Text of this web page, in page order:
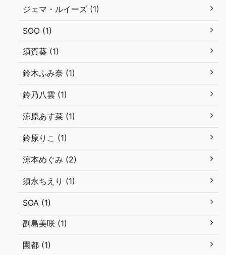
ジェマ・ルイーズ (1)
SOO (1)
須賀葵 (1)
鈴木ふみ奈 (1)
鈴乃八雲 (1)
涼原あす菜 (1)
鈴原りこ (1)
涼本めぐみ (2)
須永ちえり (1)
SOA (1)
副島美咲 (1)
園都 (1)